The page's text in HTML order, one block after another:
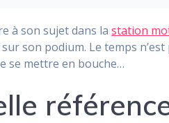
à son sujet dans lastation
son podium. Le temps
se mettre en bouche…